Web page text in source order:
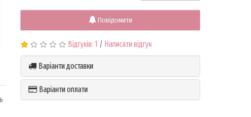
Повідомити
Відгуків: 1 / Написати відгук
Варіанти доставки
Варіанти оплати